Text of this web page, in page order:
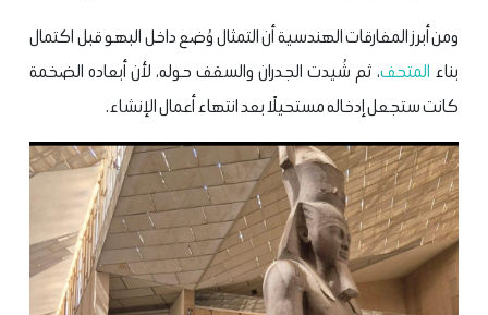
ومن أبرز المفارقات الهندسية أن التمثال وُضع داخل البهو قبل اكتمال
بناء المتحف، ثم شُيدت الجدران والسقف حوله، لأن أبعاده الضخمة
كانت ستجعل إدخاله مستحيلًا بعد انتهاء أعمال الإنشاء.